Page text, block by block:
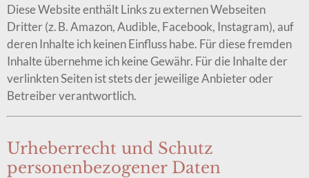
Diese Website enthält Links zu externen Webseiten
Dritter (z. B. Amazon, Audible, Facebook, Instagram), auf
deren Inhalte ich keinen Einfluss habe. Für diese fremden
Inhalte übernehme ich keine Gewähr. Für die Inhalte der
verlinkten Seiten ist stets der jeweilige Anbieter oder
Betreiber verantwortlich.
Urheberrecht und Schutz
personenbezogener Daten